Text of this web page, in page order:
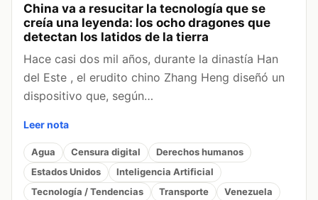
China va a resucitar la tecnología que se
creía una leyenda: los ocho dragones que
detectan los latidos de la tierra
Hace casi dos mil años, durante la dinastía Han
del Este , el erudito chino Zhang Heng diseñó un
dispositivo que, según…
Leer nota
Agua Censura digital
Derechos humanos
Estados Unidos
Inteligencia Artificial
Tecnología / Tendencias
Transporte Venezuela